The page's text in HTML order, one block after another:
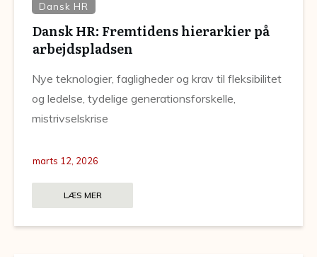
Dansk HR
Dansk HR: Fremtidens hierarkier på
arbejdspladsen
Nye teknologier, fagligheder og krav til fleksibilitet
og ledelse, tydelige generationsforskelle,
mistrivselskrise
marts 12, 2026
LÆS MER